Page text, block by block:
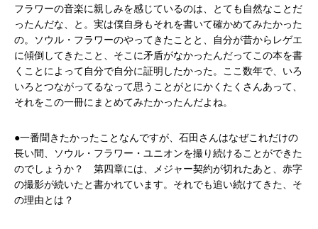
フラワーの音楽に親しみを感じているのは、とても自然なことだ
ったんだな、と。実は僕自身もそれを書いて確かめてみたかった
の。ソウル・フラワーのやってきたことと、自分が昔からレゲエ
に傾倒してきたこと、そこに矛盾がなかったんだってこの本を書
くことによって自分で自分に証明したかった。ここ数年で、いろ
いろとつながってるなって思うことがとにかくたくさんあって、
それをこの一冊にまとめてみたかったんだよね。
●一番聞きたかったことなんですが、石田さんはなぜこれだけの
長い間、ソウル・フラワー・ユニオンを撮り続けることができた
のでしょうか？ 第四章には、メジャー契約が切れたあと、赤字
の撮影が続いたと書かれています。それでも追い続けてきた、そ
の理由とは？